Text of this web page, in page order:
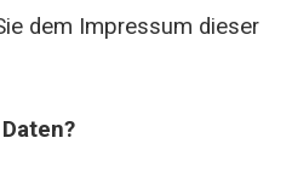
dem Impressum dieser